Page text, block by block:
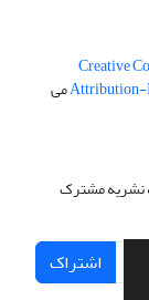
Creative
Attribution-می
نشریه مشترک
اشتراک